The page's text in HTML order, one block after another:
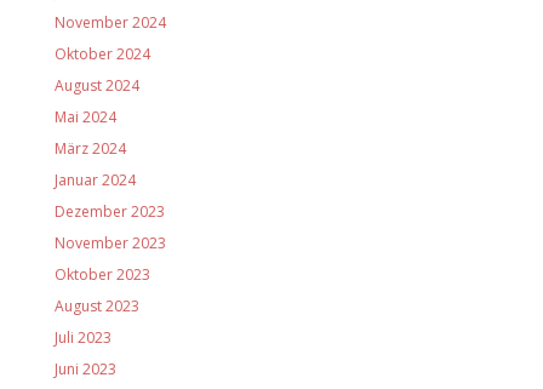
November 2024
Oktober 2024
August 2024
Mai 2024
März 2024
Januar 2024
Dezember 2023
November 2023
Oktober 2023
August 2023
Juli 2023
Juni 2023